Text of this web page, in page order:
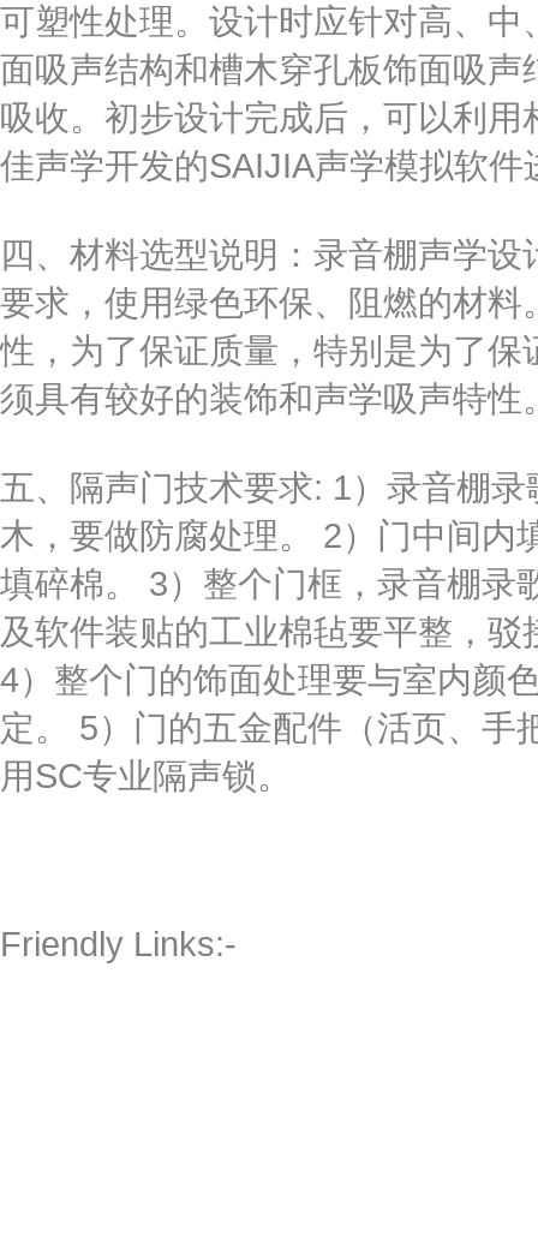
可塑性处理。设计时应针对高、
面吸声结构和槽木穿孔板饰面吸
吸收。初步设计完成后，可以利
佳声学开发的SAIJIA声学模拟软
四、材料选型说明：录音棚声学
要求，使用绿色环保、阻燃的材
性，为了保证质量，特别是为了
须具有较好的装饰和声学吸声特性
五、隔声门技术要求: 1）录音棚
木，要做防腐处理。 2）门中间内
填碎棉。 3）整个门框，录音棚录
及软件装贴的工业棉毡要平整，
4）整个门的饰面处理要与室内颜
定。 5）门的五金配件（活页、手
用SC专业隔声锁。
Friendly Links:-